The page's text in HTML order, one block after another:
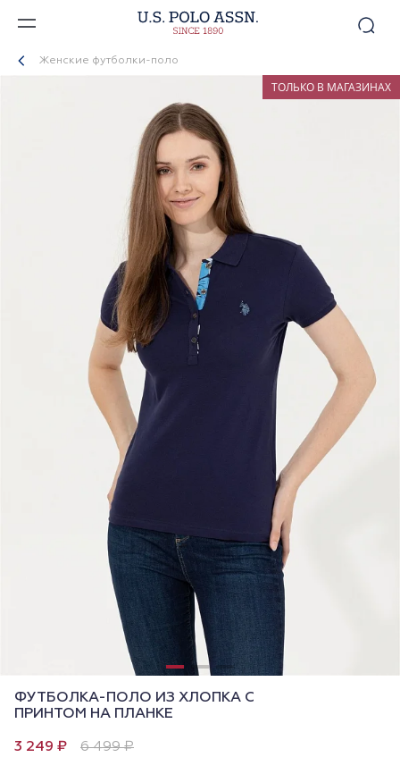
Женские футболки-поло
ТОЛЬКО В МАГАЗИНАХ
ФУТБОЛКА-ПОЛО ИЗ ХЛОПКА С
ПРИНТОМ НА ПЛАНКЕ
3 249 ₽ 6 499 ₽